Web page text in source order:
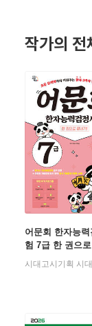
작가의 전
어문회 한자능
험 7급 한 권으
시대고시기획 시